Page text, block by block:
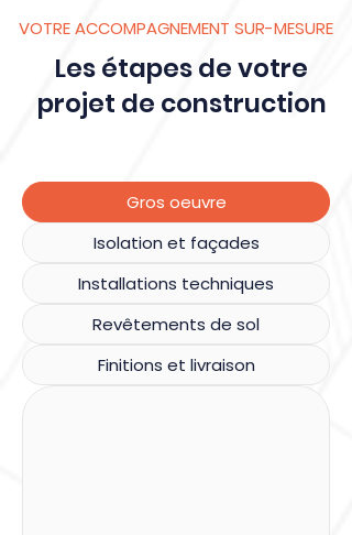
VOTRE ACCOMPAGNEMENT SUR-MESURE
Les étapes de votre
projet de construction
Gros oeuvre
Isolation et façades
Installations techniques
Revêtements de sol
Finitions et livraison